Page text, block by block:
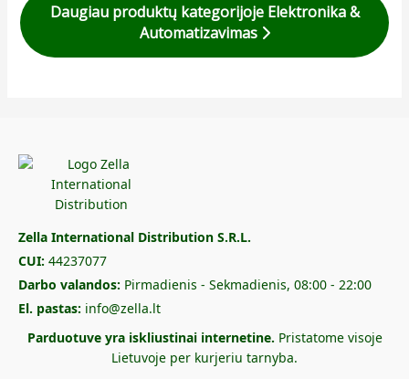
Daugiau produktų kategorijoje Elektronika &
Automatizavimas
Zella International Distribution S.R.L.
CUI: 44237077
Darbo valandos: Pirmadienis - Sekmadienis, 08:00 - 22:00
El. pastas: info@zella.lt
Parduotuve yra iskliustinai internetine. Pristatome visoje
Lietuvoje per kurjeriu tarnyba.